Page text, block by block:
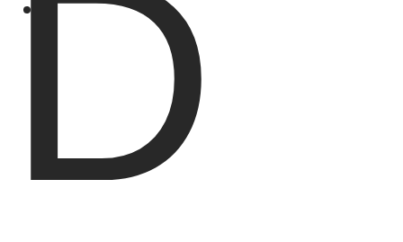
D